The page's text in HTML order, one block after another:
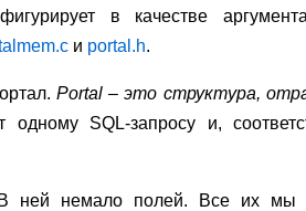
в качестве
и portal.h.
Portal – это структура,
одному SQL-запросу и,
ней немало полей. Все их мы